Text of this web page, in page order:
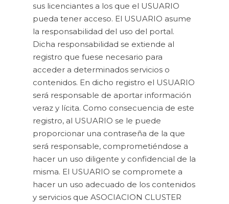
sus licenciantes a los que el USUARIO
pueda tener acceso. El USUARIO asume
la responsabilidad del uso del portal.
Dicha responsabilidad se extiende al
registro que fuese necesario para
acceder a determinados servicios o
contenidos. En dicho registro el USUARIO
será responsable de aportar información
veraz y lícita. Como consecuencia de este
registro, al USUARIO se le puede
proporcionar una contraseña de la que
será responsable, comprometiéndose a
hacer un uso diligente y confidencial de la
misma. El USUARIO se compromete a
hacer un uso adecuado de los contenidos
y servicios que ASOCIACION CLUSTER